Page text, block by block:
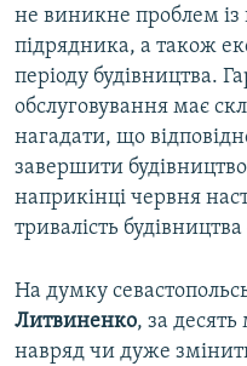
не виникне проблем
підрядника, а також
періоду будівництва.
обслуговування має
нагадати, що
завершити
наприкінці червня
тривалість
На думку
Литвиненко, за десять
навряд чи дуже